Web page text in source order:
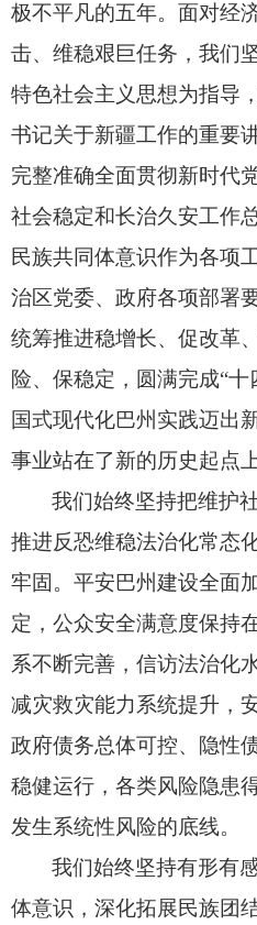
极不平凡的五年。 面对经
击、 维稳艰巨任务， 我们
特色社会主义思想为指导，
书记关于新疆工作的重要
完整准确全面贯彻新时代
社会稳定和长治久安工作
民族共同体意识作为各项
治区党委、 政府各项部署
统筹推进稳增长、 促改革、
险、 保稳定， 圆满完成“十
国式现代化巴州实践迈出
事业站在了新的历史起点上
我们始终坚持把维护
推进反恐维稳法治化常态
牢固。 平安巴州建设全面
定， 公众安全满意度保持
系不断完善， 信访法治化
减灾救灾能力系统提升，
政府债务总体可控、 隐性
稳健运行， 各类风险隐患
发生系统性风险的底线。
我们始终坚持有形有
体意识， 深化拓展民族团